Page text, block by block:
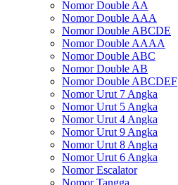
Nomor Double AA
Nomor Double AAA
Nomor Double ABCDE
Nomor Double AAAA
Nomor Double ABC
Nomor Double AB
Nomor Double ABCDEF
Nomor Urut 7 Angka
Nomor Urut 5 Angka
Nomor Urut 4 Angka
Nomor Urut 9 Angka
Nomor Urut 8 Angka
Nomor Urut 6 Angka
Nomor Escalator
Nomor Tangga